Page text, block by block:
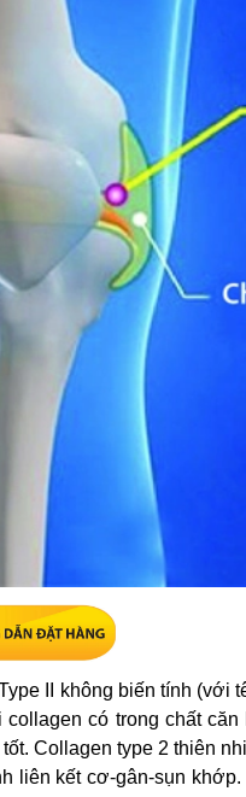
II không biến tính (với
có trong chất
Collagen type 2 thiên
liên kết cơ-gân-sụn